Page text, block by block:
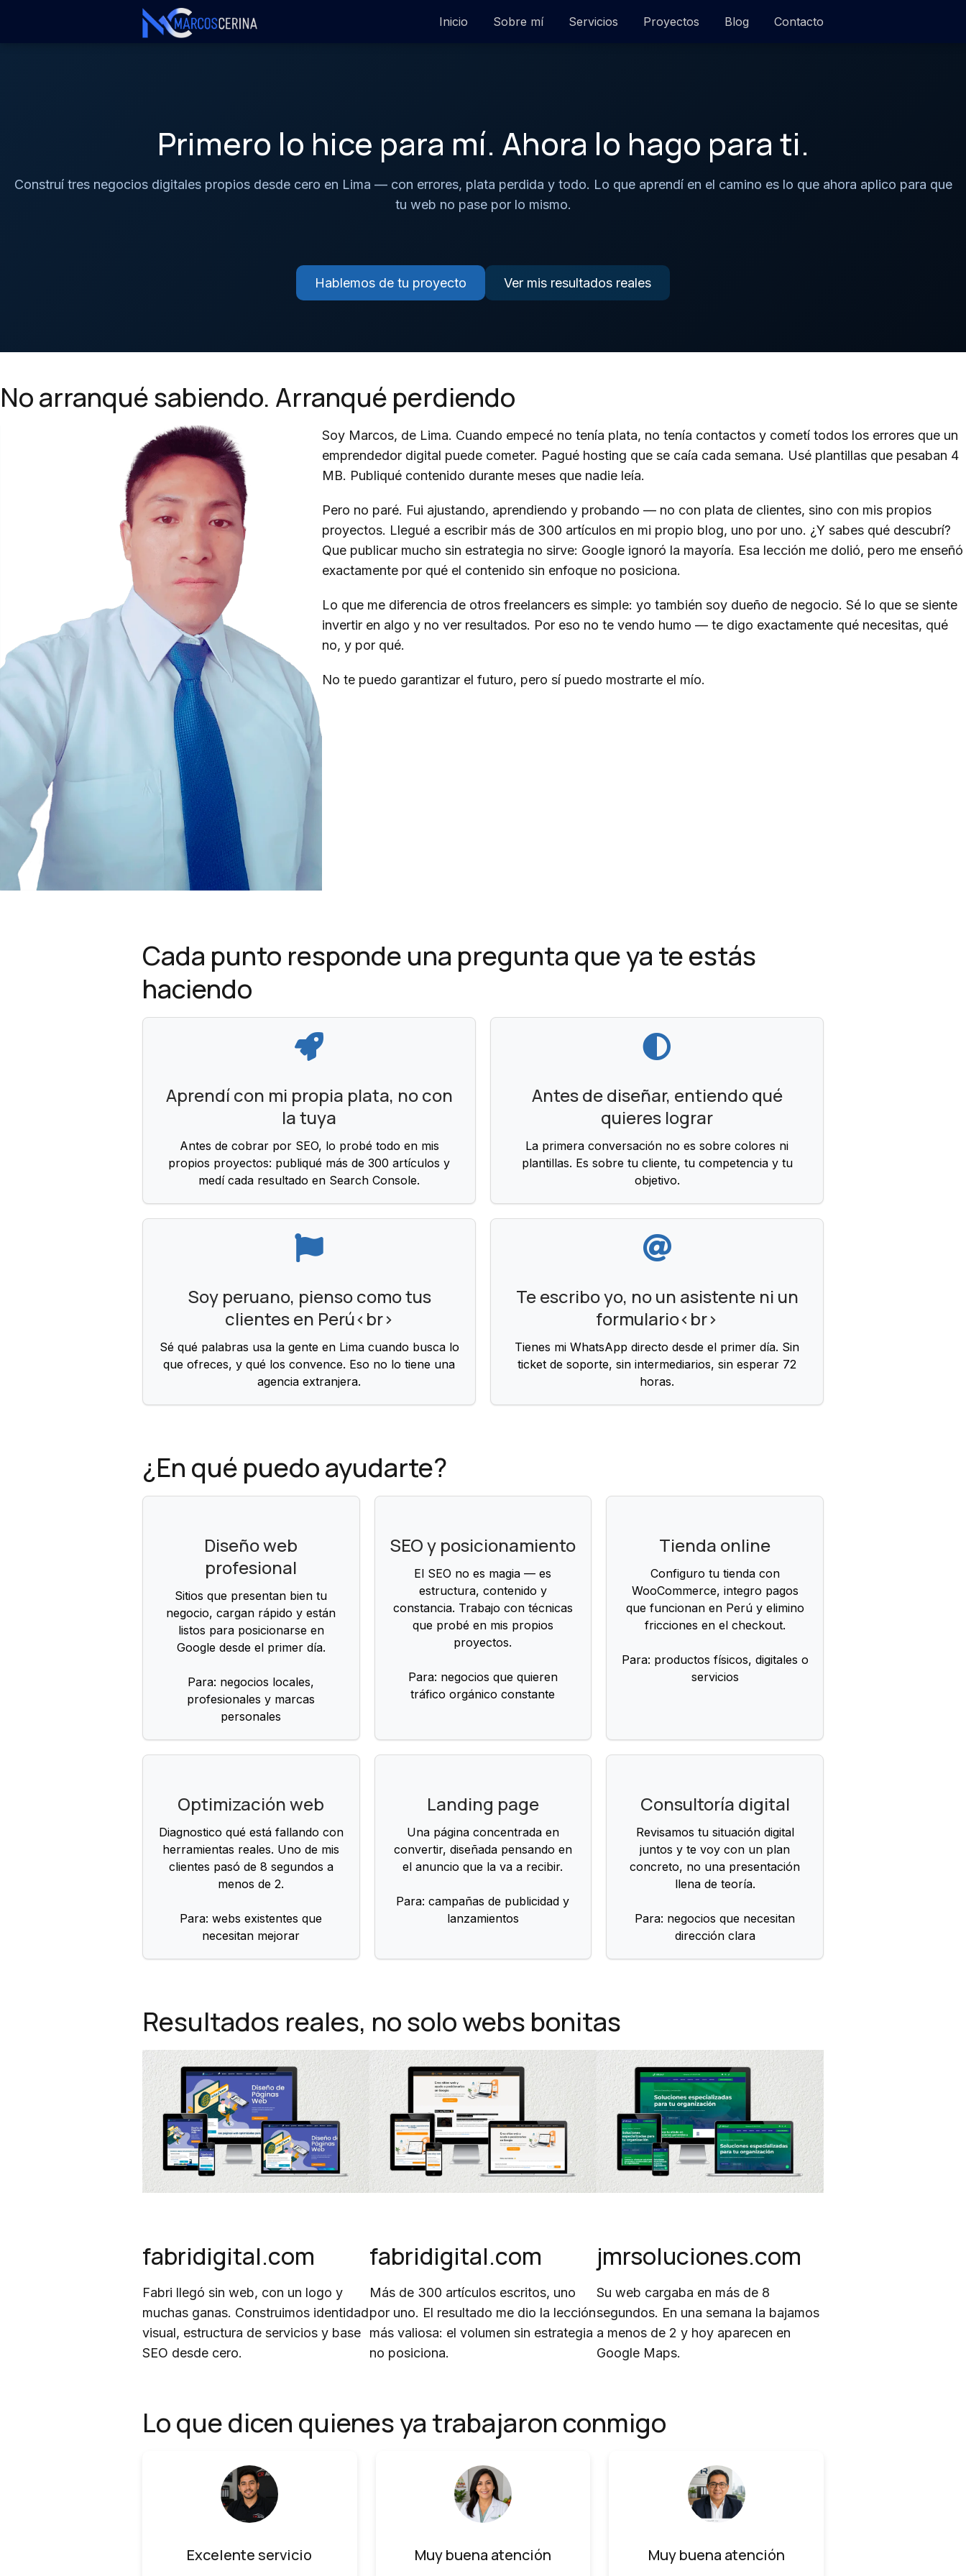
Inicio Sobre mí Servicios Proyectos Blog Contacto
Primero lo hice para mí. Ahora lo hago para ti.
Construí tres negocios digitales propios desde cero en Lima — con errores, plata perdida y todo. Lo que aprendí en el camino es lo que ahora aplico para que
tu web no pase por lo mismo.
Hablemos de tu proyecto Ver mis resultados reales
No arranqué sabiendo. Arranqué perdiendo
Soy Marcos, de Lima. Cuando empecé no tenía plata, no tenía contactos y cometí todos los errores que un
emprendedor digital puede cometer. Pagué hosting que se caía cada semana. Usé plantillas que pesaban 4
MB. Publiqué contenido durante meses que nadie leía.
Pero no paré. Fui ajustando, aprendiendo y probando — no con plata de clientes, sino con mis propios
proyectos. Llegué a escribir más de 300 artículos en mi propio blog, uno por uno. ¿Y sabes qué descubrí?
Que publicar mucho sin estrategia no sirve: Google ignoró la mayoría. Esa lección me dolió, pero me enseñó
exactamente por qué el contenido sin enfoque no posiciona.
Lo que me diferencia de otros freelancers es simple: yo también soy dueño de negocio. Sé lo que se siente
invertir en algo y no ver resultados. Por eso no te vendo humo — te digo exactamente qué necesitas, qué
no, y por qué.
No te puedo garantizar el futuro, pero sí puedo mostrarte el mío.
Cada punto responde una pregunta que ya te estás
haciendo
Aprendí con mi propia plata, no con
la tuya
Antes de cobrar por SEO, lo probé todo en mis
propios proyectos: publiqué más de 300 artículos y
medí cada resultado en Search Console.
Antes de diseñar, entiendo qué
quieres lograr
La primera conversación no es sobre colores ni
plantillas. Es sobre tu cliente, tu competencia y tu
objetivo.
Soy peruano, pienso como tus
clientes en Perú<br>
Sé qué palabras usa la gente en Lima cuando busca lo
que ofreces, y qué los convence. Eso no lo tiene una
agencia extranjera.
Te escribo yo, no un asistente ni un
formulario<br>
Tienes mi WhatsApp directo desde el primer día. Sin
ticket de soporte, sin intermediarios, sin esperar 72
horas.
¿En qué puedo ayudarte?
Diseño web
profesional
Sitios que presentan bien tu
negocio, cargan rápido y están
listos para posicionarse en
Google desde el primer día.
Para: negocios locales,
profesionales y marcas
personales
SEO y posicionamiento
El SEO no es magia — es
estructura, contenido y
constancia. Trabajo con técnicas
que probé en mis propios
proyectos.
Para: negocios que quieren
tráfico orgánico constante
Tienda online
Configuro tu tienda con
WooCommerce, integro pagos
que funcionan en Perú y elimino
fricciones en el checkout.
Para: productos físicos, digitales o
servicios
Optimización web
Diagnostico qué está fallando con
herramientas reales. Uno de mis
clientes pasó de 8 segundos a
menos de 2.
Para: webs existentes que
necesitan mejorar
Landing page
Una página concentrada en
convertir, diseñada pensando en
el anuncio que la va a recibir.
Para: campañas de publicidad y
lanzamientos
Consultoría digital
Revisamos tu situación digital
juntos y te voy con un plan
concreto, no una presentación
llena de teoría.
Para: negocios que necesitan
dirección clara
Resultados reales, no solo webs bonitas
fabridigital.com
Fabri llegó sin web, con un logo y
muchas ganas. Construimos identidad
visual, estructura de servicios y base
SEO desde cero.
fabridigital.com
Más de 300 artículos escritos, uno
por uno. El resultado me dio la lección
más valiosa: el volumen sin estrategia
no posiciona.
jmrsoluciones.com
Su web cargaba en más de 8
segundos. En una semana la bajamos
a menos de 2 y hoy aparecen en
Google Maps.
Lo que dicen quienes ya trabajaron conmigo
Excelente servicio Muy buena atención Muy buena atención